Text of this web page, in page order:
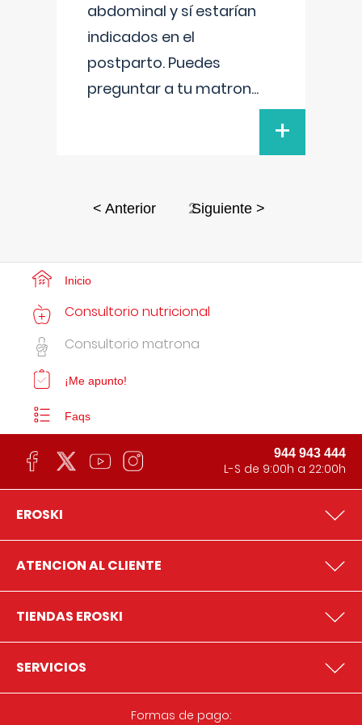
abdominal y sí estarían
indicados en el
postparto. Puedes
preguntar a tu matron...
+
< Anterior 2Siguiente >
Inicio
Consultorio nutricional
Consultorio matrona
¡Me apunto!
Faqs
944 943 444
L-S de 9:00h a 22:00h
EROSKI
ATENCION AL CLIENTE
TIENDAS EROSKI
SERVICIOS
Formas de pago: